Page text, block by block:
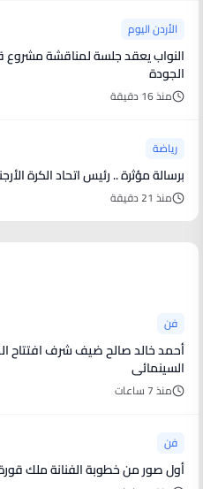
الأردن اليوم
النواب يعقد جلسة لمناقشة مشروع
الجودة
منذ 16 دقيقة
رياضة
برسالة مؤثرة .. رئيس اتحاد الكرة الأرجنتيني يعزي ميسي
منذ 21 دقيقة
فن
أحمد خالد صالح ضيف شرف افتتاح
السينمائى
منذ 7 ساعات
فن
أول صور من خطوبة الفنانة ملك